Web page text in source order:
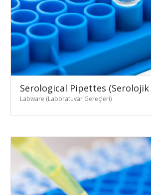
Serological Pipettes
Labware (Laboratuvar Gereçleri)